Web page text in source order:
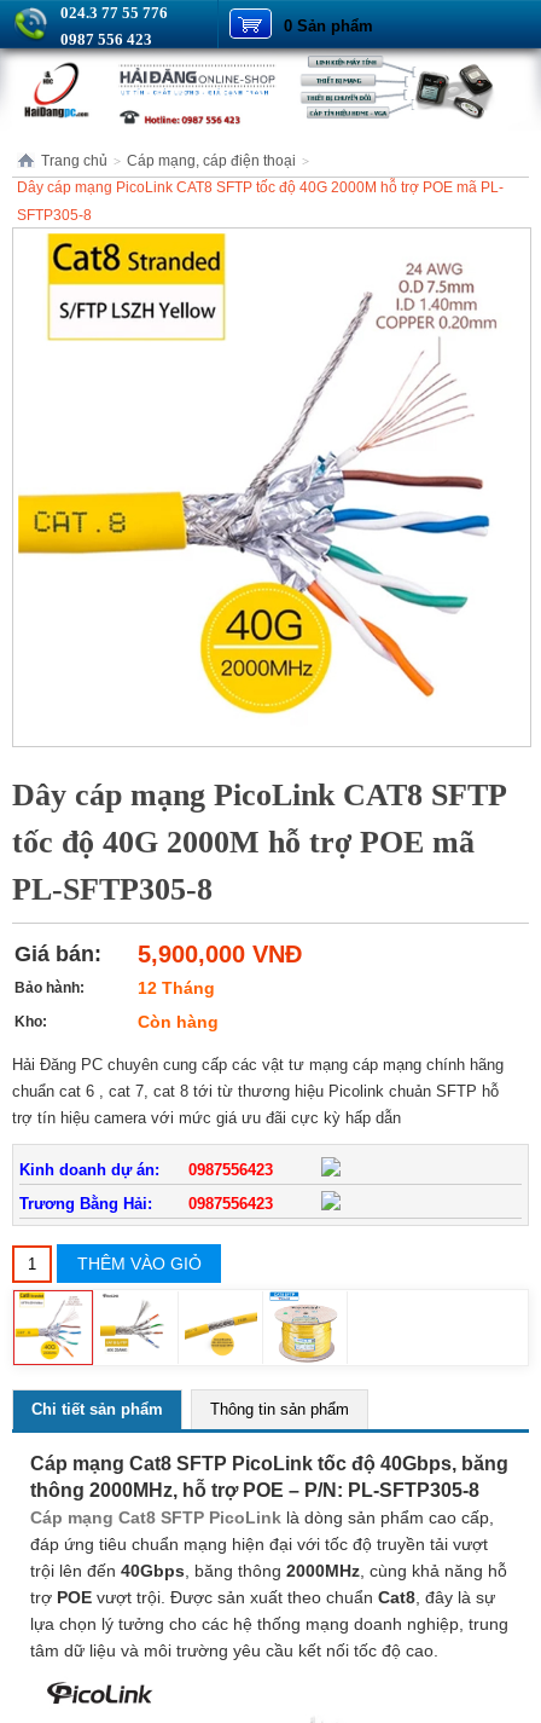
024.3 77 55 776
0987 556 423
0 Sản phẩm
Trang chủ > Cáp mạng, cáp điện thoại >
Dây cáp mạng PicoLink CAT8 SFTP tốc độ 40G 2000M hỗ trợ POE mã PL-
SFTP305-8
Dây cáp mạng PicoLink CAT8 SFTP
tốc độ 40G 2000M hỗ trợ POE mã
PL-SFTP305-8
Giá bán: 5,900,000 VNĐ
Bảo hành: 12 Tháng
Kho: Còn hàng
Hải Đăng PC chuyên cung cấp các vật tư mạng cáp mạng chính hãng
chuẩn cat 6 , cat 7, cat 8 tới từ thương hiệu Picolink chuản SFTP hỗ
trợ tín hiệu camera với mức giá ưu đãi cực kỳ hấp dẫn
Kinh doanh dự án:
0987556423
Trương Bằng Hải:
0987556423
THÊM VÀO GIỎ
Chi tiết sản phẩm Thông tin sản phẩm
Cáp mạng Cat8 SFTP PicoLink tốc độ 40Gbps, băng
thông 2000MHz, hỗ trợ POE – P/N: PL-SFTP305-8
Cáp mạng Cat8 SFTP PicoLink là dòng sản phẩm cao cấp,
đáp ứng tiêu chuẩn mạng hiện đại với tốc độ truyền tải vượt
trội lên đến 40Gbps , băng thông 2000MHz , cùng khả năng hỗ
trợ POE vượt trội. Được sản xuất theo chuẩn Cat8 , đây là sự
lựa chọn lý tưởng cho các hệ thống mạng doanh nghiệp, trung
tâm dữ liệu và môi trường yêu cầu kết nối tốc độ cao.